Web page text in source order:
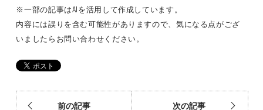
※一部の記事はAIを活用して作成しています。
内容には誤りを含む可能性がありますので、気になる点がござ
いましたらお問い合わせください。
前の記事 次の記事